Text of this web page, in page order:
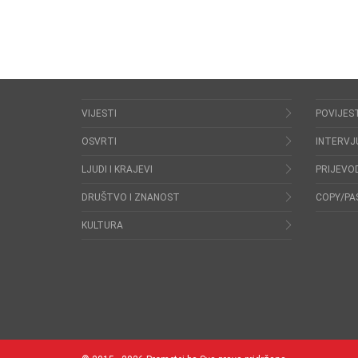
VIJESTI
OSVRTI
LJUDI I KRAJEVI
DRUŠTVO I ZNANOST
KULTURA
COPY/